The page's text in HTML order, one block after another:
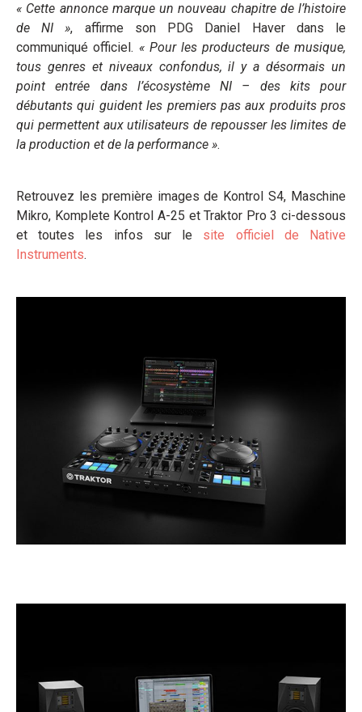
« Cette annonce marque un nouveau chapitre de l’histoire
de NI », affirme son PDG Daniel Haver dans le
communiqué officiel. « Pour les producteurs de musique,
tous genres et niveaux confondus, il y a désormais un
point entrée dans l’écosystème NI – des kits pour
débutants qui guident les premiers pas aux produits pros
qui permettent aux utilisateurs de repousser les limites de
la production et de la performance ».
Retrouvez les première images de Kontrol S4, Maschine
Mikro, Komplete Kontrol A-25 et Traktor Pro 3 ci-dessous
et toutes les infos sur le site officiel de Native
Instruments.